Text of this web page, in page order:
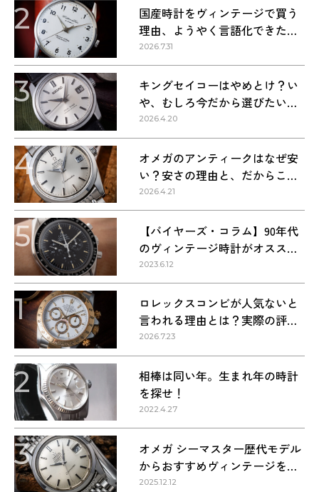
2
国産時計をヴィンテージで買う
理由、ようやく言語化できた気
がする
2026.7.31
3
キングセイコーはやめとけ？い
や、むしろ今だから選びたい理
由
2026.4.20
4
オメガのアンティークはなぜ安
い？安さの理由と、だからこそ
狙い目な理由
2026.4.21
5
【バイヤーズ・コラム】90年代
のヴィンテージ時計がオススメ
な理由
2023.6.12
1
ロレックスコンビが人気ないと
言われる理由とは？実際の評価
を解説
2026.7.23
2
相棒は同い年。生まれ年の時計
を探せ！
2022.4.27
3
オメガ シーマスター歴代モデル
からおすすめヴィンテージを紹
介
2025.12.12